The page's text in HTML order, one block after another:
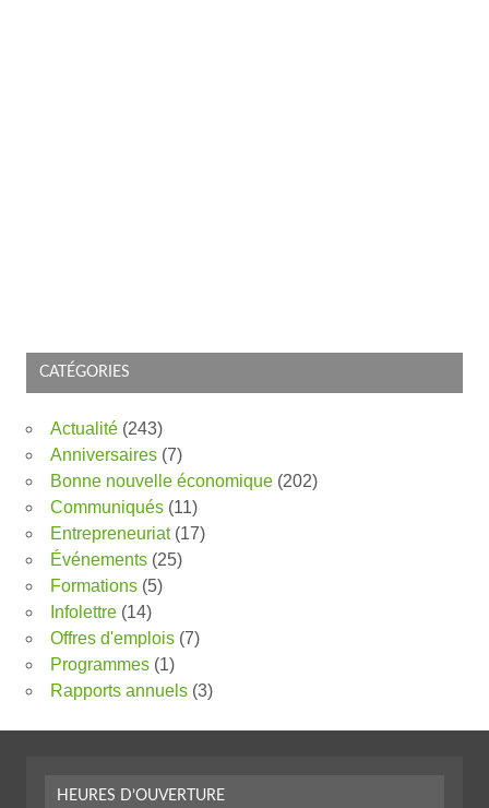
CATÉGORIES
Actualité (243)
Anniversaires (7)
Bonne nouvelle économique (202)
Communiqués (11)
Entrepreneuriat(17)
Événements (25)
Formations (5)
Infolettre (14)
Offres d'emplois (7)
Programmes (1)
Rapports annuels (3)
HEURES D’OUVERTURE